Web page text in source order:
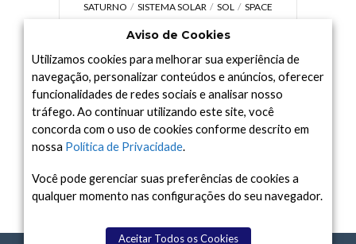
SATURNO
SISTEMA SOLAR SOL
SPACE
UNIVERSO
VÍDEO
Arquivo
Arquivo
Aviso de Cookies
Utilizamos cookies para melhorar sua experiência de
navegação, personalizar conteúdos e anúncios, oferecer
funcionalidades de redes sociais e analisar nosso
tráfego. Ao continuar utilizando este site, você
concorda com o uso de cookies conforme descrito em
nossa Política de Privacidade.
Você pode gerenciar suas preferências de cookies a
qualquer momento nas configurações do seu navegador.
Aceitar Todos os Cookies